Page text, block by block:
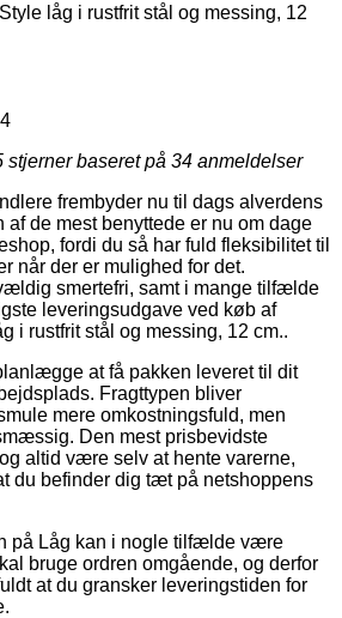
låg i rustfrit stål og messing, 12
stjerner baseret på 34 anmeldelser
frembyder nu til dags alverdens
af de mest benyttede er nu om dage
fordi du så har fuld fleksibilitet til
når der er mulighed for det.
smertefri, samt i mange tilfælde
leveringsudgave ved køb af
i rustfrit stål og messing, 12 cm..
at få pakken leveret til dit
Fragttypen bliver
mere omkostningsfuld, men
Den mest prisbevidste
altid være selv at hente varerne,
du befinder dig tæt på netshoppens
på Låg kan i nogle tilfælde være
bruge ordren omgående, og derfor
at du gransker leveringstiden for